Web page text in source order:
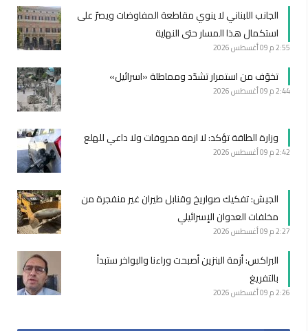
الجانب اللبناني لا ينوي مقاطعة المفاوضات ويصرّ على
استكمال هذا المسار حتى النهاية
2:55 م 09 أغسطس 2026
تخوّف من استمرار تشدّد ومماطلة «اسرائيل»
2:44 م 09 أغسطس 2026
وزارة الطاقة تؤكد: لا ازمة محروقات ولا داعي للهلع
2:42 م 09 أغسطس 2026
الجيش: تفكيك صواريخ وقنابل طيران غير منفجرة من
مخلفات العدوان الإسرائيلي
2:27 م 09 أغسطس 2026
البراكس: أزمة البنزين أصبحت وراءنا والبواخر ستبدأ
بالتفريغ
2:26 م 09 أغسطس 2026